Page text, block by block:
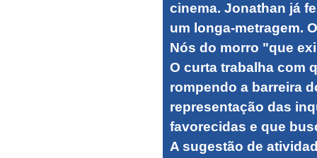
cinema. Jonathan já
um longa-metragem.
Nós do morro "que
O curta trabalha com
rompendo a barreira
representação das
favorecidas e que
A sugestão de